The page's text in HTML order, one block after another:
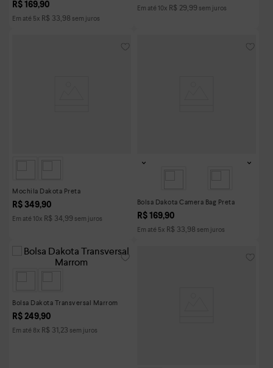
R$ 169,90
Em até 5x R$ 33,98 sem juros
Em até 10x R$ 29,99 sem juros
Mochila Dakota Preta
R$ 349,90
Em até 10x R$ 34,99 sem juros
Bolsa Dakota Camera Bag Preta
R$ 169,90
Em até 5x R$ 33,98 sem juros
Bolsa Dakota Transversal Marrom
R$ 249,90
Em até 8x R$ 31,23 sem juros